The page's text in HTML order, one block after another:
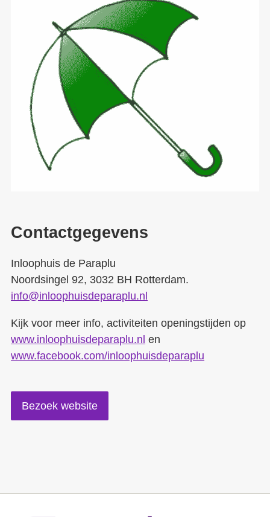
Contactgegevens
Inloophuis de Paraplu
Noordsingel 92, 3032 BH Rotterdam.
info@inloophuisdeparaplu.nl
Kijk voor meer info, activiteiten openingstijden op
www.inloophuisdeparaplu.nl en
www.facebook.com/inloophuisdeparaplu
Bezoek website